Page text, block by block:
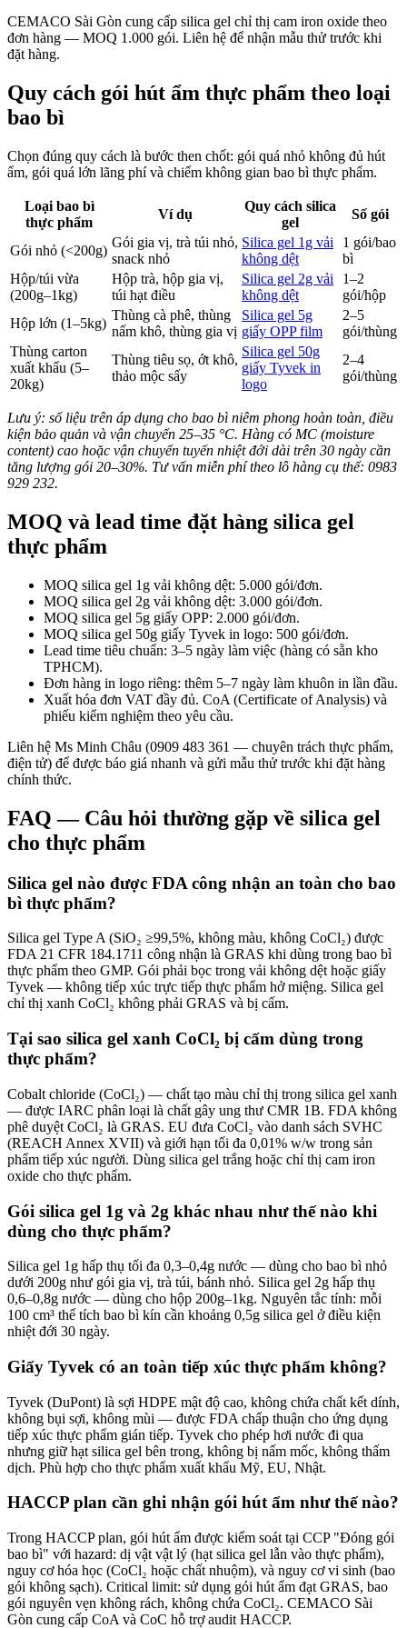
CEMACO Sài Gòn cung cấp silica gel chỉ thị cam iron oxide theo
đơn hàng — MOQ 1.000 gói. Liên hệ để nhận mẫu thử trước khi
đặt hàng.
Quy cách gói hút ẩm thực phẩm theo loại
bao bì
Chọn đúng quy cách là bước then chốt: gói quá nhỏ không đủ hút
ẩm, gói quá lớn lãng phí và chiếm không gian bao bì thực phẩm.
Loại bao bì
thực phẩm
Ví dụ
Quy cách silica
gel
Số gói
Gói nhỏ (<200g)
Gói gia vị, trà túi nhỏ,
snack nhỏ
Silica gel 1g vải
không dệt
1 gói/bao
bì
Hộp/túi vừa
(200g–1kg)
Hộp trà, hộp gia vị,
túi hạt điều
Silica gel 2g vải
không dệt
1–2
gói/hộp
Hộp lớn (1–5kg)
Thùng cà phê, thùng
nấm khô, thùng gia vị
Silica gel 5g
giấy OPP film
2–5
gói/thùng
Thùng carton
xuất khẩu (5–
20kg)
Thùng tiêu sọ, ớt khô,
thảo mộc sấy
Silica gel 50g
giấy Tyvek in
logo
2–4
gói/thùng
Lưu ý: số liệu trên áp dụng cho bao bì niêm phong hoàn toàn, điều
kiện bảo quản và vận chuyển 25–35 °C. Hàng có MC (moisture
content) cao hoặc vận chuyển tuyến nhiệt đới dài trên 30 ngày cần
tăng lượng gói 20–30%. Tư vấn miễn phí theo lô hàng cụ thể: 0983
929 232.
MOQ và lead time đặt hàng silica gel
thực phẩm
MOQ silica gel 1g vải không dệt: 5.000 gói/đơn.
MOQ silica gel 2g vải không dệt: 3.000 gói/đơn.
MOQ silica gel 5g giấy OPP: 2.000 gói/đơn.
MOQ silica gel 50g giấy Tyvek in logo: 500 gói/đơn.
Lead time tiêu chuẩn: 3–5 ngày làm việc (hàng có sẵn kho
TPHCM).
Đơn hàng in logo riêng: thêm 5–7 ngày làm khuôn in lần đầu.
Xuất hóa đơn VAT đầy đủ. CoA (Certificate of Analysis) và
phiếu kiểm nghiệm theo yêu cầu.
Liên hệ Ms Minh Châu (0909 483 361 — chuyên trách thực phẩm,
điện tử) để được báo giá nhanh và gửi mẫu thử trước khi đặt hàng
chính thức.
FAQ — Câu hỏi thường gặp về silica gel
cho thực phẩm
Silica gel nào được FDA công nhận an toàn cho bao
bì thực phẩm?
Silica gel Type A (SiO₂ ≥99,5%, không màu, không CoCl₂) được
FDA 21 CFR 184.1711 công nhận là GRAS khi dùng trong bao bì
thực phẩm theo GMP. Gói phải bọc trong vải không dệt hoặc giấy
Tyvek — không tiếp xúc trực tiếp thực phẩm hở miệng. Silica gel
chỉ thị xanh CoCl₂ không phải GRAS và bị cấm.
Tại sao silica gel xanh CoCl₂ bị cấm dùng trong
thực phẩm?
Cobalt chloride (CoCl₂) — chất tạo màu chỉ thị trong silica gel xanh
— được IARC phân loại là chất gây ung thư CMR 1B. FDA không
phê duyệt CoCl₂ là GRAS. EU đưa CoCl₂ vào danh sách SVHC
(REACH Annex XVII) và giới hạn tối đa 0,01% w/w trong sản
phẩm tiếp xúc người. Dùng silica gel trắng hoặc chỉ thị cam iron
oxide cho thực phẩm.
Gói silica gel 1g và 2g khác nhau như thế nào khi
dùng cho thực phẩm?
Silica gel 1g hấp thụ tối đa 0,3–0,4g nước — dùng cho bao bì nhỏ
dưới 200g như gói gia vị, trà túi, bánh nhỏ. Silica gel 2g hấp thụ
0,6–0,8g nước — dùng cho hộp 200g–1kg. Nguyên tắc tính: mỗi
100 cm³ thể tích bao bì kín cần khoảng 0,5g silica gel ở điều kiện
nhiệt đới 30 ngày.
Giấy Tyvek có an toàn tiếp xúc thực phẩm không?
Tyvek (DuPont) là sợi HDPE mật độ cao, không chứa chất kết dính,
không bụi sợi, không mùi — được FDA chấp thuận cho ứng dụng
tiếp xúc thực phẩm gián tiếp. Tyvek cho phép hơi nước đi qua
nhưng giữ hạt silica gel bên trong, không bị nấm mốc, không thấm
dịch. Phù hợp cho thực phẩm xuất khẩu Mỹ, EU, Nhật.
HACCP plan cần ghi nhận gói hút ẩm như thế nào?
Trong HACCP plan, gói hút ẩm được kiểm soát tại CCP "Đóng gói
bao bì" với hazard: dị vật vật lý (hạt silica gel lẫn vào thực phẩm),
nguy cơ hóa học (CoCl₂ hoặc chất nhuộm), và nguy cơ vi sinh (bao
gói không sạch). Critical limit: sử dụng gói hút ẩm đạt GRAS, bao
gói nguyên vẹn không rách, không chứa CoCl₂. CEMACO Sài
Gòn cung cấp CoA và CoC hỗ trợ audit HACCP.